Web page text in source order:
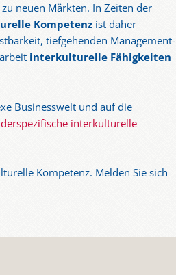
neuen Märkten. In Zeiten der
Kompetenz ist daher
tiefgehenden Management-
interkulturelle Fähigkeiten
Businesswelt und auf die
interkulturelle
Kompetenz. Melden Sie sich